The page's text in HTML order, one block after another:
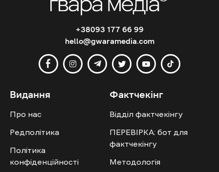
+38093 177 66 99
hello@gwaramedia.com
Видання
Про нас
Редполітика
Політика
конфіденційності
Фактчекінг
Відділ фактчекінгу
ПЕРЕВІРКА: бот для
фактчекінгу
Методологія